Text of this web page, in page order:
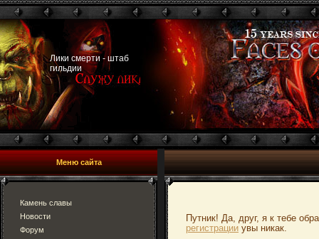
Лики смерти - штаб
гильдии
Меню сайта
Камень славы
Новости
Форум
Путник! Да, друг, я к тебе
регистрации увы никак.